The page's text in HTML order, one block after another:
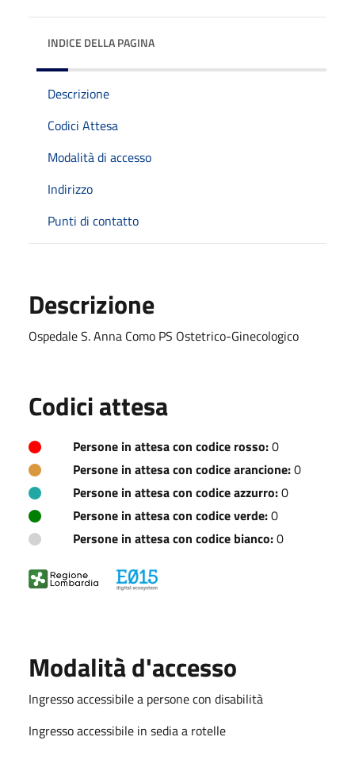
INDICE DELLA PAGINA
Descrizione
Codici Attesa
Modalità di accesso
Indirizzo
Punti di contatto
Descrizione
Ospedale S. Anna Como PS Ostetrico-Ginecologico
Codici attesa
Persone in attesa con codice rosso:0
Persone in attesa con codice arancione:0
Persone in attesa con codice azzurro:0
Persone in attesa con codice verde:0
Persone in attesa con codice bianco:0
Modalità d'accesso
Ingresso accessibile a persone con disabilità
Ingresso accessibile in sedia a rotelle